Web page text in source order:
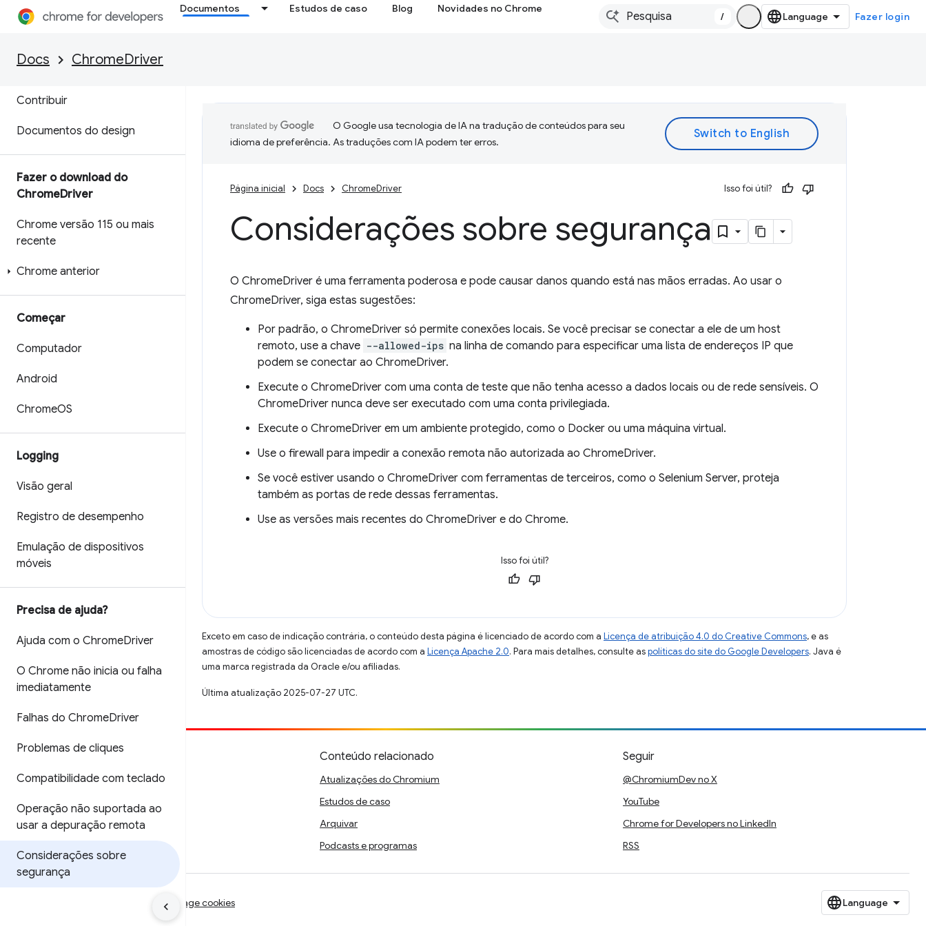
Documentos Estudos de caso Blog Novidades no Chrome
/ Fazer login
Docs ChromeDriver
Visão geral
Extensões do Chrome
Contribuir
Documentos do design
Fazer o download do
ChromeDriver
Chrome versão 115 ou mais
recente
Chrome anterior
Começar
Computador
Android
ChromeOS
Logging
Visão geral
Registro de desempenho
Emulação de dispositivos
móveis
Precisa de ajuda?
Ajuda com o ChromeDriver
O Chrome não inicia ou falha
imediatamente
Falhas do ChromeDriver
Problemas de cliques
Compatibilidade com teclado
Operação não suportada ao
usar a depuração remota
Considerações sobre
segurança
O Google usa tecnologia de IA na tradução de conteúdos para seu
idioma de preferência. As traduções com IA podem ter erros.
Página inicial Docs ChromeDriver Isso foi útil?
Considerações sobre segurança
O ChromeDriver é uma ferramenta poderosa e pode causar danos quando está nas mãos erradas. Ao usar o
ChromeDriver, siga estas sugestões:
Por padrão, o ChromeDriver só permite conexões locais. Se você precisar se conectar a ele de um host
remoto, use a chave --allowed-ips na linha de comando para especificar uma lista de endereços IP que
podem se conectar ao ChromeDriver.
Execute o ChromeDriver com uma conta de teste que não tenha acesso a dados locais ou de rede sensíveis. O
ChromeDriver nunca deve ser executado com uma conta privilegiada.
Execute o ChromeDriver em um ambiente protegido, como o Docker ou uma máquina virtual.
Use o firewall para impedir a conexão remota não autorizada ao ChromeDriver.
Se você estiver usando o ChromeDriver com ferramentas de terceiros, como o Selenium Server, proteja
também as portas de rede dessas ferramentas.
Use as versões mais recentes do ChromeDriver e do Chrome.
Isso foi útil?
Exceto em caso de indicação contrária, o conteúdo desta página é licenciado de acordo com a Licença de atribuição 4.0 do Creative Commons, e as
amostras de código são licenciadas de acordo com a Licença Apache 2.0. Para mais detalhes, consulte aspolíticas do site do Google Developers. Java é
uma marca registrada da Oracle e/ou afiliadas.
Última atualização 2025-07-27 UTC.
Registre um bug
Veja as questões em aberto
Conteúdo relacionado
Atualizações do Chromium
Estudos de caso
Arquivar
Podcasts e programas
Seguir
@ChromiumDev no X
YouTube
Chrome for Developers no LinkedIn
RSS
Manage cookies